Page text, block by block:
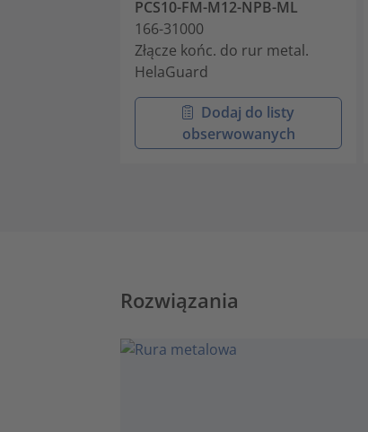
PCS10-FM-M12-NPB-ML
166-31000
Złącze końc. do rur metal.
HelaGuard
Dodaj do listy
obserwowanych
Rozwiązania